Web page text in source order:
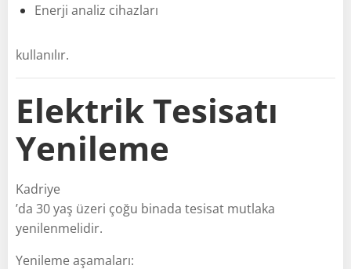
Enerji analiz cihazları
kullanılır.
Elektrik Tesisatı
Yenileme
Kadriye
’da 30 yaş üzeri çoğu binada tesisat mutlaka
yenilenmelidir.
Yenileme aşamaları: